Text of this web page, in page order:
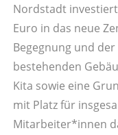
Nordstadt
Euro in das neue
Begegnung und
bestehenden
Kita sowie eine
mit Platz für
Mitarbeiter*innen